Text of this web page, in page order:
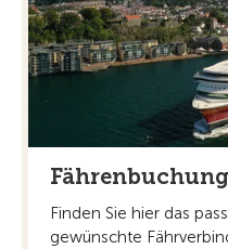
Finden Sie hier das
gewünschte